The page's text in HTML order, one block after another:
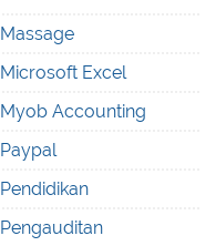
Massage
Microsoft Excel
Myob Accounting
Paypal
Pendidikan
Pengauditan